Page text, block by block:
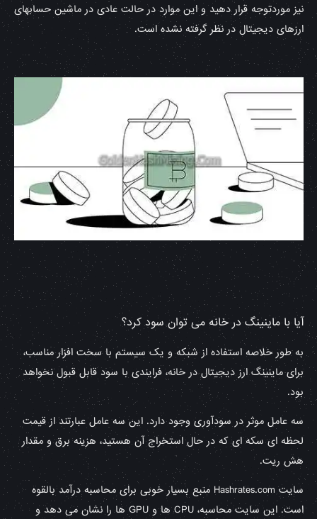
نیز موردتوجه قرار دهید و این موارد در حالت عادی در ماشین حسابهای
ارزهای دیجیتال در نظر گرفته نشده است.
آیا با ماینینگ در خانه می توان سود کرد؟
به طور خلاصه استفاده از شبکه و یک سیستم با سخت افزار مناسب،
برای ماینینگ ارز دیجیتال در خانه، فرایندی با سود قابل قبول نخواهد
بود.
سه عامل موثر در سودآوری وجود دارد. این سه عامل عبارتند از قیمت
لحظه ای سکه ای که در حال استخراج آن هستید، هزینه برق و مقدار
هش ریت.
سایت Hashrates.com منبع بسیار خوبی برای محاسبه درآمد بالقوه
است. این سایت محاسبه، CPU ها و GPU ها را نشان می دهد و